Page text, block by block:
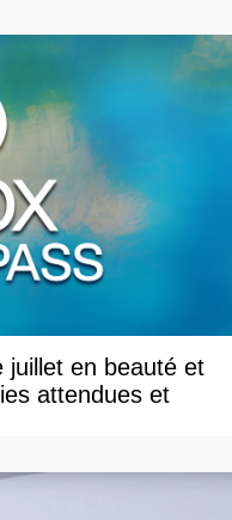
juillet en beauté et
attendues et